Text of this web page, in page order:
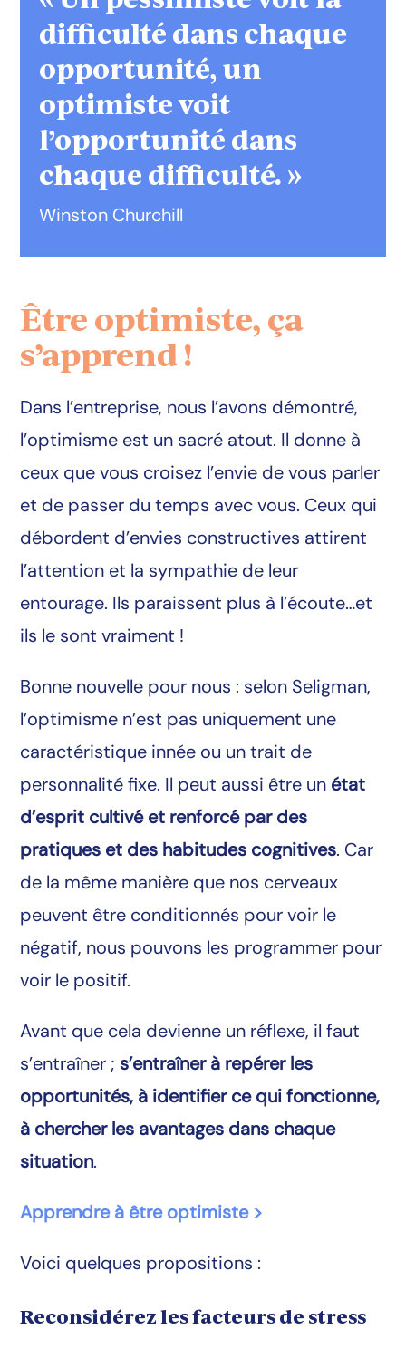
difficulté dans chaque
opportunité, un
optimiste voit
l’opportunité dans
chaque difficulté. »
Winston Churchill
Être optimiste, ça
s’apprend !
Dans l’entreprise, nous l’avons démontré,
l’optimisme est un sacré atout. Il donne à
ceux que vous croisez l’envie de vous parler
et de passer du temps avec vous. Ceux qui
débordent d’envies constructives attirent
l’attention et la sympathie de leur
entourage. Ils paraissent plus à l’écoute…et
ils le sont vraiment !
Bonne nouvelle pour nous : selon Seligman,
l’optimisme n’est pas uniquement une
caractéristique innée ou un trait de
personnalité fixe. Il peut aussi être un état
d’esprit cultivé et renforcé par des
pratiques et des habitudes cognitives. Car
de la même manière que nos cerveaux
peuvent être conditionnés pour voir le
négatif, nous pouvons les programmer pour
voir le positif.
Avant que cela devienne un réflexe, il faut
s’entraîner ;s’entraîner à repérer les
opportunités, à identifier ce qui fonctionne,
à chercher les avantages dans chaque
situation.
Apprendre à être optimiste >
Voici quelques propositions :
Reconsidérez les facteurs de stress